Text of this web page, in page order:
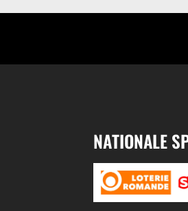
NATIONALE